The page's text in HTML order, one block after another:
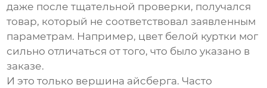
даже после тщательной проверки, получался
товар, который не соответствовал заявленным
параметрам. Например, цвет белой куртки мог
сильно отличаться от того, что было указано в
заказе.
И это только вершина айсберга. Часто